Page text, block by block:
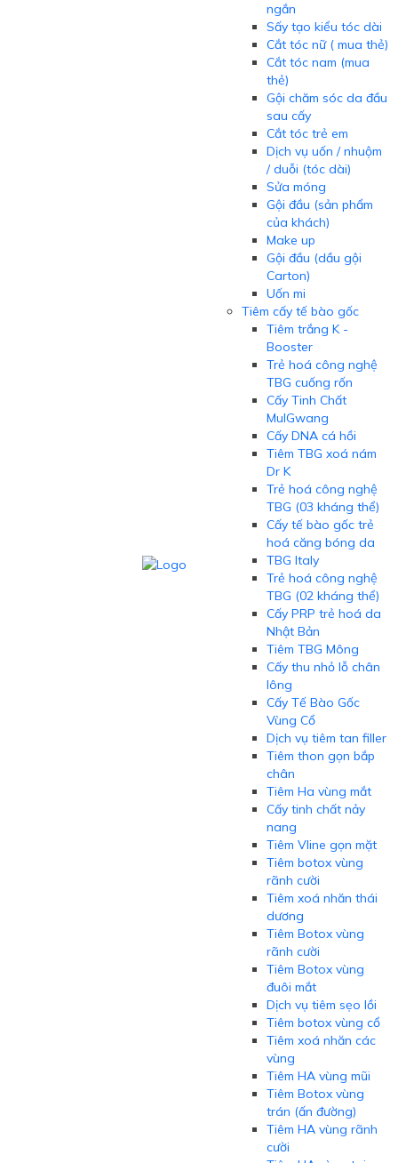
ngắn
Sấy tạo kiểu tóc dài
Cắt tóc nữ ( mua thẻ)
Cắt tóc nam (mua
thẻ)
Gội chăm sóc da đầu
sau cấy
Cắt tóc trẻ em
Dịch vụ uốn / nhuộm
/ duỗi (tóc dài)
Sửa móng
Gội đầu (sản phẩm
của khách)
Make up
Gội đầu (dầu gội
Carton)
Uốn mi
Tiêm cấy tế bào gốc
Tiêm trắng K -
Booster
Trẻ hoá công nghệ
TBG cuống rốn
Cấy Tinh Chất
MulGwang
Cấy DNA cá hồi
Tiêm TBG xoá nám
Dr K
Trẻ hoá công nghệ
TBG (03 kháng thể)
Cấy tế bào gốc trẻ
hoá căng bóng da
TBG Italy
Trẻ hoá công nghệ
TBG (02 kháng thể)
Cấy PRP trẻ hoá da
Nhật Bản
Tiêm TBG Mông
Cấy thu nhỏ lỗ chân
lông
Cấy Tế Bào Gốc
Vùng Cổ
Dịch vụ tiêm tan filler
Tiêm thon gọn bắp
chân
Tiêm Ha vùng mắt
Cấy tinh chất nảy
nang
Tiêm Vline gọn mặt
Tiêm botox vùng
rãnh cười
Tiêm xoá nhăn thái
dương
Tiêm Botox vùng
rãnh cười
Tiêm Botox vùng
đuôi mắt
Dịch vụ tiêm sẹo lồi
Tiêm botox vùng cổ
Tiêm xoá nhăn các
vùng
Tiêm HA vùng mũi
Tiêm Botox vùng
trán (ấn đường)
Tiêm HA vùng rãnh
cười